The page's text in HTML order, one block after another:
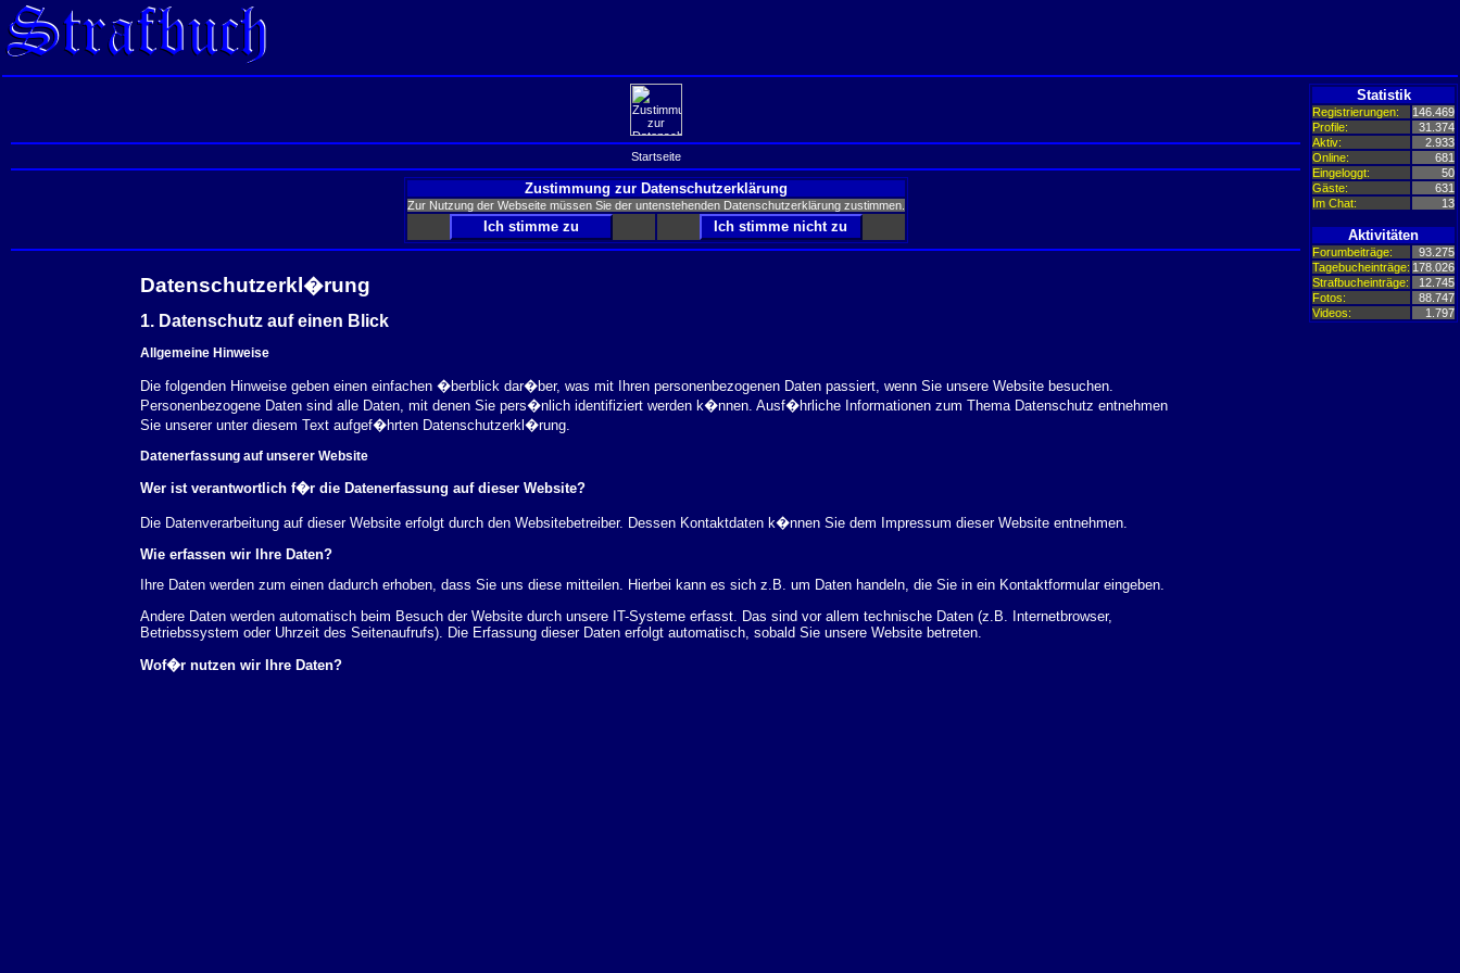
Startseite
Zustimmung zur Datenschutzerklärung
Zur Nutzung der Webseite müssen Sie der untenstehenden Datenschutzerklärung zustimmen.
Datenschutzerkl�rung
1. Datenschutz auf einen Blick
Allgemeine Hinweise
Die folgenden Hinweise geben einen einfachen �berblick dar�ber, was mit Ihren personenbezogenen Daten passiert, wenn Sie unsere Website besuchen.
Personenbezogene Daten sind alle Daten, mit denen Sie pers�nlich identifiziert werden k�nnen. Ausf�hrliche Informationen zum Thema Datenschutz entnehmen
Sie unserer unter diesem Text aufgef�hrten Datenschutzerkl�rung.
Datenerfassung auf unserer Website
Wer ist verantwortlich f�r die Datenerfassung auf dieser Website?
Die Datenverarbeitung auf dieser Website erfolgt durch den Websitebetreiber. Dessen Kontaktdaten k�nnen Sie dem Impressum dieser Website entnehmen.
Wie erfassen wir Ihre Daten?
Ihre Daten werden zum einen dadurch erhoben, dass Sie uns diese mitteilen. Hierbei kann es sich z.B. um Daten handeln, die Sie in ein Kontaktformular eingeben.
Andere Daten werden automatisch beim Besuch der Website durch unsere IT-Systeme erfasst. Das sind vor allem technische Daten (z.B. Internetbrowser,
Betriebssystem oder Uhrzeit des Seitenaufrufs). Die Erfassung dieser Daten erfolgt automatisch, sobald Sie unsere Website betreten.
Wof�r nutzen wir Ihre Daten?
Statistik
Registrierungen:
146.469
Profile:
31.374
Aktiv:
2.933
Online:
681
Eingeloggt:
50
Gäste:
631
Im Chat:
13
Aktivitäten
Forumbeiträge:
93.275
Tagebucheinträge: 178.026
Strafbucheinträge:
12.745
Fotos:
88.747
Videos:
1.797